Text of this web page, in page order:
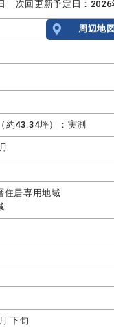
次回更新予定日：2026
周辺地図
約43.34坪）：実測
住居専用地域
下旬